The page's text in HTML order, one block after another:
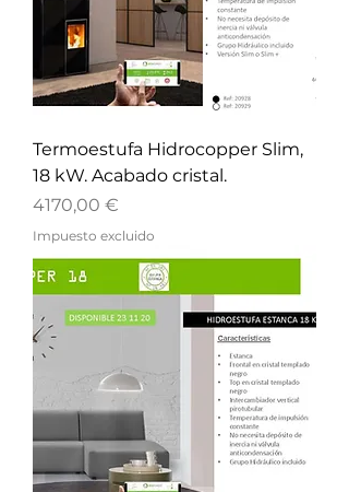
Termoestufa Hidrocopper Slim,
18 kW. Acabado cristal.
Precio
4170,00 €
Impuesto excluido